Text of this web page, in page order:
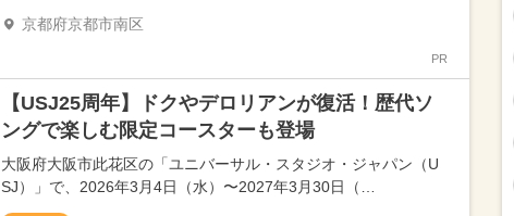
京都府京都市南区
PR
【USJ25周年】ドクやデロリアンが復活！歴代ソ
ングで楽しむ限定コースターも登場
大阪府大阪市此花区の「ユニバーサル・スタジオ・ジャパン（U
SJ）」で、2026年3月4日（水）〜2027年3月30日（…